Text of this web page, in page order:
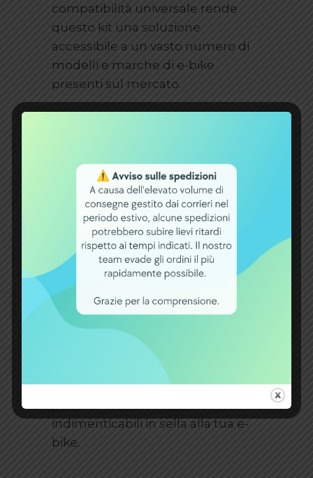
compatibilità universale rende
questo kit una soluzione
accessibile a un vasto numero di
modelli e marche di e-bike
presenti sul mercato.
Piombo BE12008CY con
Caricabatterie
Se desideri potenziare la tua e-
bike e massimizzare le sue
prestazioni, la modifica per
batterie al piombo BE12008CY con
caricabatterie incluso è la
soluzione perfetta. Con questa
modifica, potrai godere di viaggi
più lunghi, potenti e avventurosi,
senza preoccuparti della durata
della batteria. Acquistala oggi e
indimenticabili in sella alla tua e-
bike.